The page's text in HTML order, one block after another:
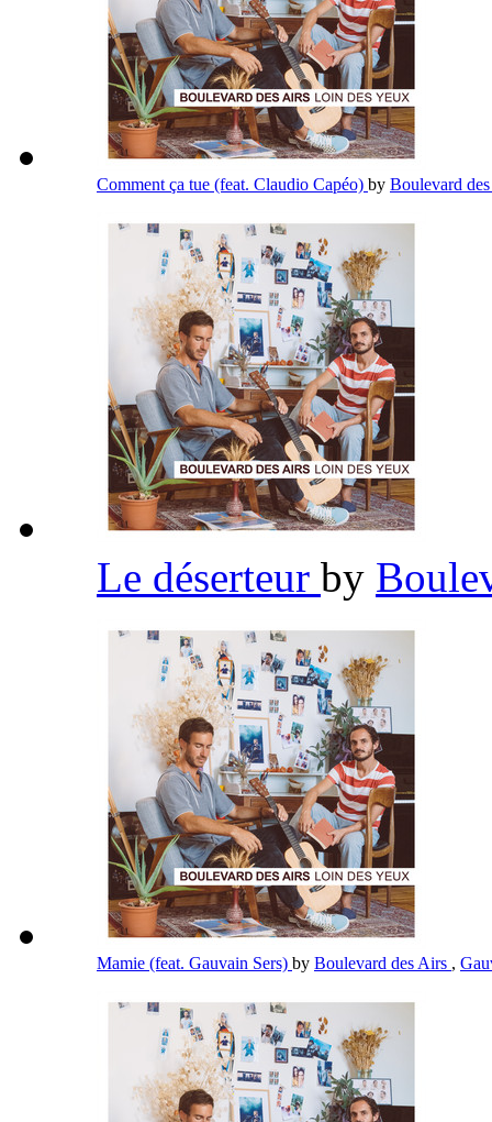
Comment ça tue (feat. Claudio Capéo) by Boulevard
Le déserteur by
Mamie (feat. Gauvain Sers) by Boulevard des Airs ,